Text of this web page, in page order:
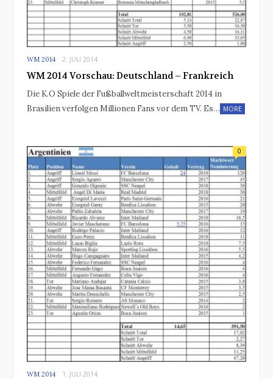
WM 2014 2. JULI 2014
WM 2014 Vorschau: Deutschland – Frankreich
Die K.O Spiele der Fußballweltmeisterschaft 2014 in
Brasilien verfolgen Millionen Fans vor dem TV. Es… MORE
WM 2014 1. JULI 2014
0